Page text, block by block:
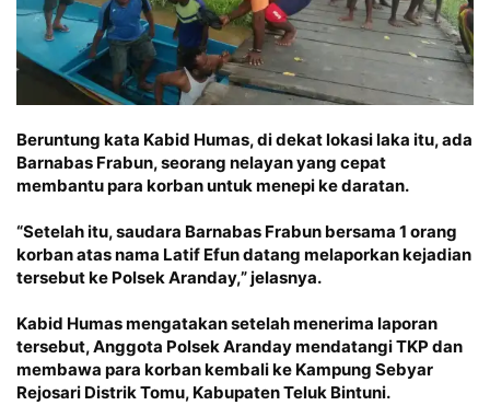
Beruntung kata Kabid Humas, di dekat lokasi laka itu, ada
Barnabas Frabun, seorang nelayan yang cepat
membantu para korban untuk menepi ke daratan.
“Setelah itu, saudara Barnabas Frabun bersama 1 orang
korban atas nama Latif Efun datang melaporkan kejadian
tersebut ke Polsek Aranday,” jelasnya.
Kabid Humas mengatakan setelah menerima laporan
tersebut, Anggota Polsek Aranday mendatangi TKP dan
membawa para korban kembali ke Kampung Sebyar
Rejosari Distrik Tomu, Kabupaten Teluk Bintuni.